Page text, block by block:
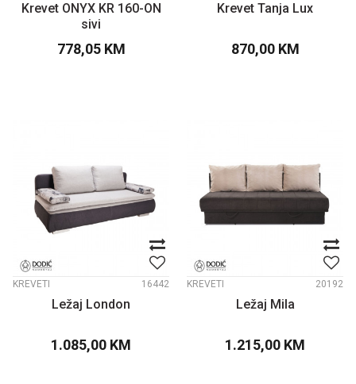
Krevet ONYX KR 160-ON
sivi
778,05 KM
Krevet Tanja Lux
870,00 KM
KREVETI 16442
Ležaj London
1.085,00 KM
KREVETI 20192
Ležaj Mila
1.215,00 KM